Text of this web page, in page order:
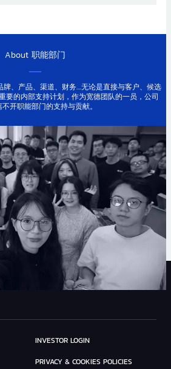
About 职能部门
、产品、渠道、财务....无论是直接与客户、候选
要的内部支持计划，作为宽德团队的一员，公司
开职能部门的支持与贡献。
INVESTOR LOGIN
PRIVACY & COOKIES POLICIES